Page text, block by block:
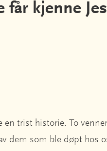
får kjenne
en trist historie. To
dem som ble døpt hos